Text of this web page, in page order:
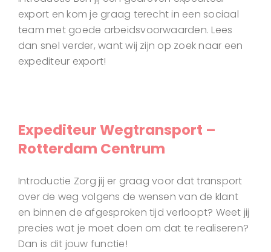
export en kom je graag terecht in een sociaal
team met goede arbeidsvoorwaarden. Lees
dan snel verder, want wij zijn op zoek naar een
expediteur export!
Expediteur Wegtransport –
Rotterdam Centrum
Introductie Zorg jij er graag voor dat transport
over de weg volgens de wensen van de klant
en binnen de afgesproken tijd verloopt? Weet jij
precies wat je moet doen om dat te realiseren?
Dan is dit jouw functie!